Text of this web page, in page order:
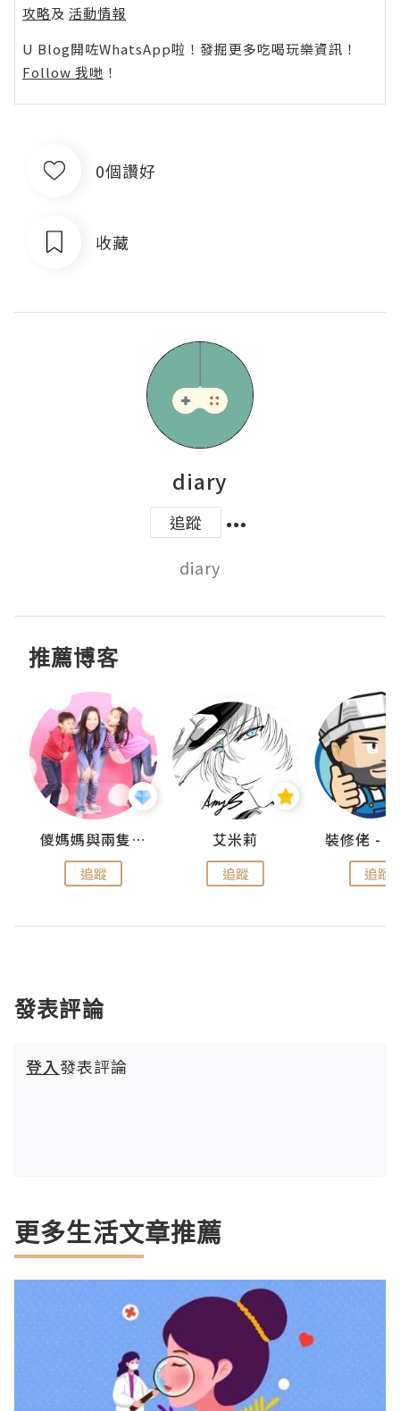
攻略及 活動情報
U Blog開咗WhatsApp啦！發掘更多吃喝玩樂資訊！
Follow 我哋 ！
0個讚好
收藏
diary
追蹤
diary
推薦博客
儍媽媽與兩隻小魔怪之家
追蹤
艾米莉
追蹤 追蹤
發表評論
登入發表評論
更多生活文章推薦